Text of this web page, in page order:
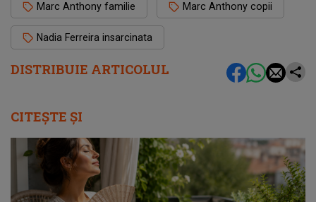
DISTRIBUIE ARTICOLUL
Marc Anthony familie Marc Anthony copii
Nadia Ferreira insarcinata
CITEȘTE ȘI